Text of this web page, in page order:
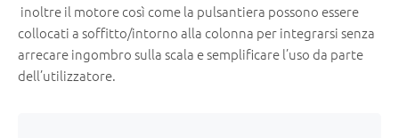
inoltre il motore così come la pulsantiera possono essere
collocati a soffitto/intorno alla colonna per integrarsi senza
arrecare ingombro sulla scala e semplificare l’uso da parte
dell’utilizzatore.